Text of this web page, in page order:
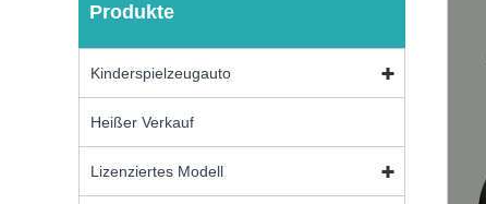
Produkte
Kinderspielzeugauto
Heißer Verkauf
Lizenziertes Modell